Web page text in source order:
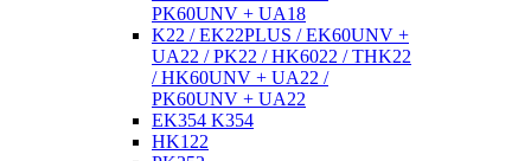
PK60UNV + UA18
K22 / EK22PLUS / EK60UNV +
UA22 / PK22 / HK6022 / THK22
/ HK60UNV + UA22 /
PK60UNV + UA22
EK354 K354
HK122